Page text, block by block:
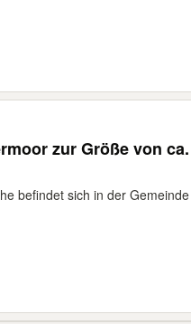
zur Größe von ca.
befindet sich in der Gemeinde